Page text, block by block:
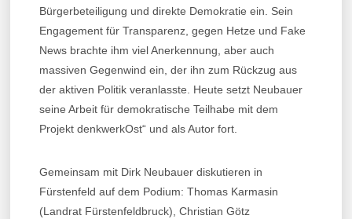
Bürgerbeteiligung und direkte Demokratie ein. Sein
Engagement für Transparenz, gegen Hetze und Fake
News brachte ihm viel Anerkennung, aber auch
massiven Gegenwind ein, der ihn zum Rückzug aus
der aktiven Politik veranlasste. Heute setzt Neubauer
seine Arbeit für demokratische Teilhabe mit dem
Projekt denkwerkOst“ und als Autor fort.
Gemeinsam mit Dirk Neubauer diskutieren in
Fürstenfeld auf dem Podium: Thomas Karmasin
(Landrat Fürstenfeldbruck), Christian Götz